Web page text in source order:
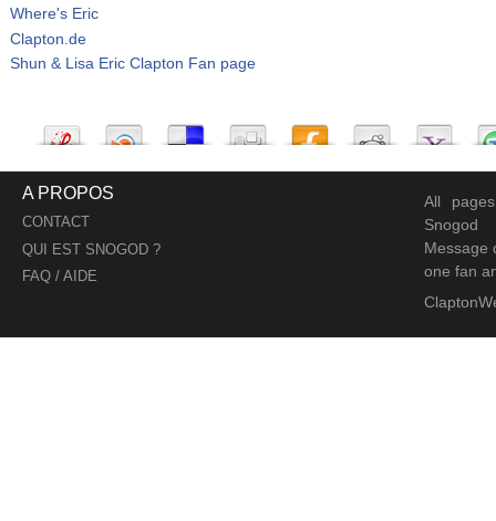
Where's Eric
Clapton.de
Shun & Lisa Eric Clapton Fan page
A PROPOS
CONTACT
QUI EST SNOGOD ?
FAQ / AIDE
All
Snogod
Message
one fan